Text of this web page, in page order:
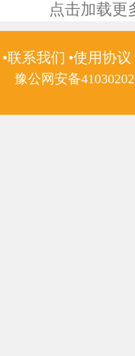
点击加载更
联系我们 使用协议
豫公网安备